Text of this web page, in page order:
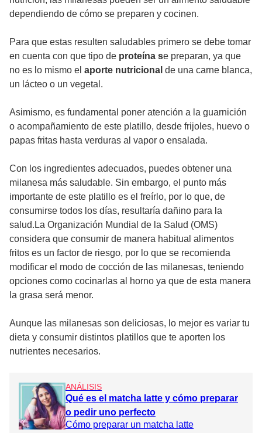
dependiendo de cómo se preparen y cocinen.
Para que estas resulten saludables primero se debe tomar
en cuenta con que tipo de proteína se preparan, ya que
no es lo mismo el aporte nutricional de una carne blanca,
un lácteo o un vegetal.
Asimismo, es fundamental poner atención a la guarnición
o acompañamiento de este platillo, desde frijoles, huevo o
papas fritas hasta verduras al vapor o ensalada.
Con los ingredientes adecuados, puedes obtener una
milanesa más saludable. Sin embargo, el punto más
importante de este platillo es el freírlo, por lo que, de
consumirse todos los días, resultaría dañino para la
salud.La Organización Mundial de la Salud (OMS)
considera que consumir de manera habitual alimentos
fritos es un factor de riesgo, por lo que se recomienda
modificar el modo de cocción de las milanesas, teniendo
opciones como cocinarlas al horno ya que de esta manera
la grasa será menor.
Aunque las milanesas son deliciosas, lo mejor es variar tu
dieta y consumir distintos platillos que te aporten los
nutrientes necesarios.
ANÁLISIS
Qué es el matcha latte y cómo preparar
o pedir uno perfecto
Cómo preparar un matcha latte